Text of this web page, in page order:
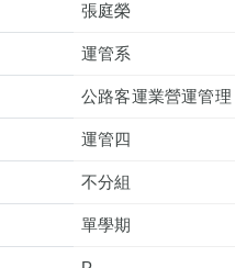
張庭榮
運管系
公路客運業營運管理
運管四
不分組
單學期